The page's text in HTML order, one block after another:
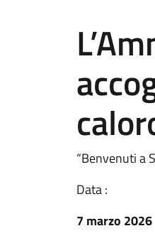
“Benvenuti a
Data :
7 marzo 2026